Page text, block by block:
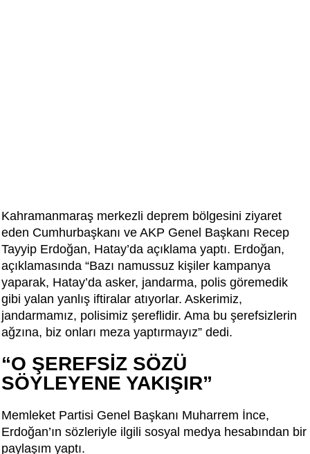
Kahramanmaraş merkezli deprem bölgesini ziyaret
eden Cumhurbaşkanı ve AKP Genel Başkanı Recep
Tayyip Erdoğan, Hatay’da açıklama yaptı. Erdoğan,
açıklamasında “Bazı namussuz kişiler kampanya
yaparak, Hatay’da asker, jandarma, polis göremedik
gibi yalan yanlış iftiralar atıyorlar. Askerimiz,
jandarmamız, polisimiz şereflidir. Ama bu şerefsizlerin
ağzına, biz onları meza yaptırmayız” dedi.
“O ŞEREFSİZ SÖZÜ
SÖYLEYENE YAKIŞIR”
Memleket Partisi Genel Başkanı Muharrem İnce,
Erdoğan’ın sözleriyle ilgili sosyal medya hesabından bir
paylaşım yaptı.